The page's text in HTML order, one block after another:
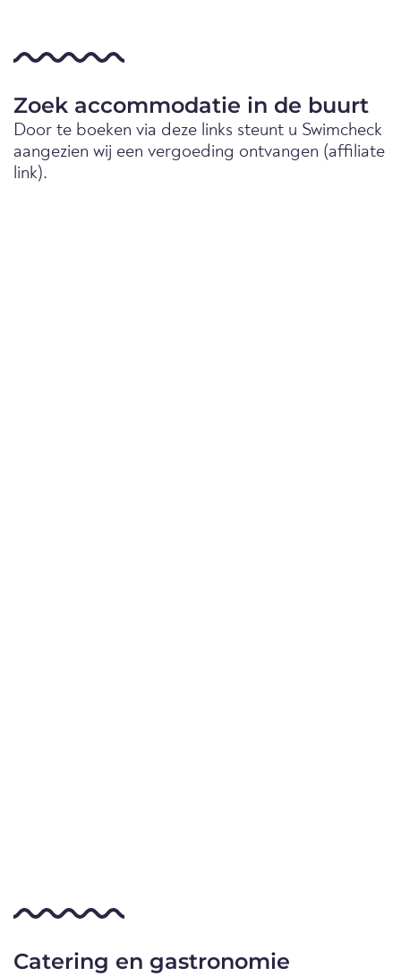
Zoek accommodatie in de buurt
Door te boeken via deze links steunt u Swimcheck
aangezien wij een vergoeding ontvangen (affiliate
link).
Catering en gastronomie